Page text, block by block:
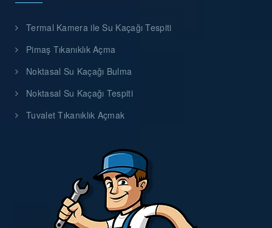
Termal Kamera ile Su Kaçağı Tespiti
Pimaş Tıkanıklık Açma
Noktasal Su Kaçağı Bulma
Noktasal Su Kaçağı Tespiti
Tuvalet Tıkanıklık Açmak